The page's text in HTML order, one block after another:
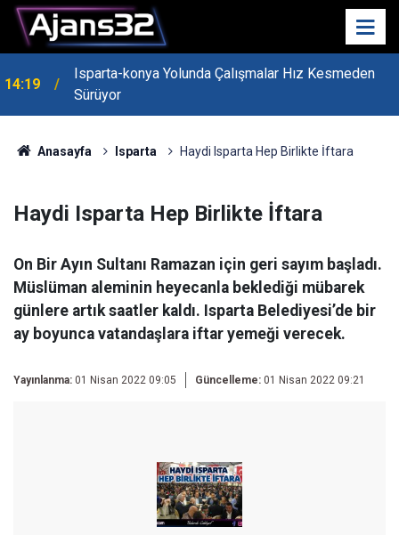
14:19
Isparta-konya Yolunda Çalışmalar Hız Kesmeden
Sürüyor
Anasayfa Isparta Haydi Isparta Hep Birlikte İftara
Haydi Isparta Hep Birlikte İftara
On Bir Ayın Sultanı Ramazan için geri sayım başladı.
Müslüman aleminin heyecanla beklediği mübarek
günlere artık saatler kaldı. Isparta Belediyesi’de bir
ay boyunca vatandaşlara iftar yemeği verecek.
Yayınlanma: 01 Nisan 2022 09:05 Güncelleme: 01 Nisan 2022 09:21